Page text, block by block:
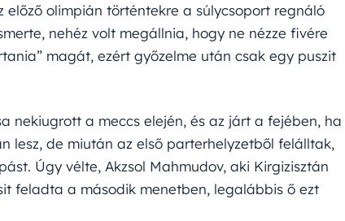
előző olimpián történtekre a súlycsoport regnáló
nehéz volt megállnia, hogy ne nézze fivére
magát, ezért győzelme után csak egy puszit
nekiugrott a meccs elején, és az járt a fejében, ha
lesz, de miután az első parterhelyzetből felálltak,
Úgy vélte, Akzsol Mahmudov, aki Kirgizisztán
feladta a második menetben, legalábbis ő ezt